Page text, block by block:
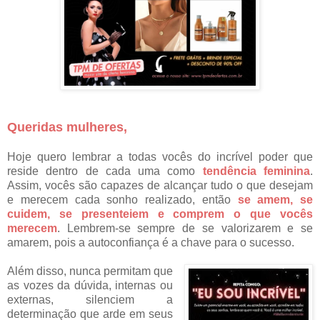
Queridas mulheres,
Hoje quero lembrar a todas vocês do incrível poder que
reside dentro de cada uma como tendência feminina.
Assim, vocês são capazes de alcançar tudo o que desejam
e merecem cada sonho realizado, então se amem, se
cuidem, se presenteiem e comprem o que vocês
merecem. Lembrem-se sempre de se valorizarem e se
amarem, pois a autoconfiança é a chave para o sucesso.
Além disso, nunca permitam que
as vozes da dúvida, internas ou
externas, silenciem a
determinação que arde em seus